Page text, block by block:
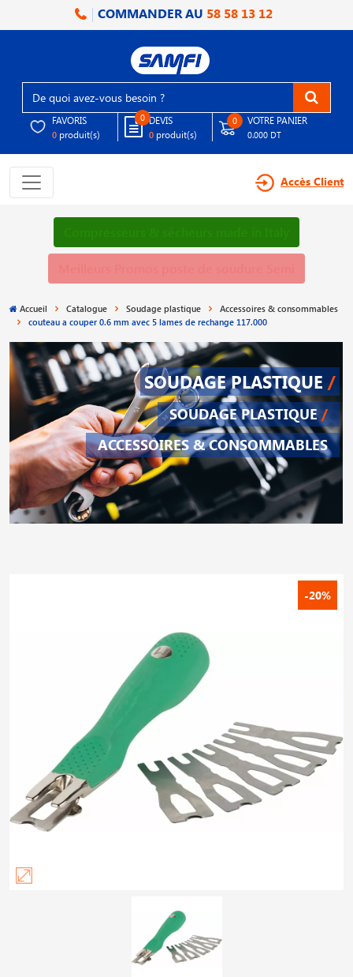
COMMANDER AU 58 58 13 12
FAVORIS
0 produit(s)
0 DEVIS
0 produit(s)
0 VOTRE PANIER
0.000 DT
Accès Client
Accueil Catalogue Soudage plastique
Accessoires & consommables
couteau a couper 0.6 mm avec 5 lames de rechange 117.000
SOUDAGE PLASTIQUE /
SOUDAGE PLASTIQUE /
ACCESSOIRES & CONSOMMABLES
-20%